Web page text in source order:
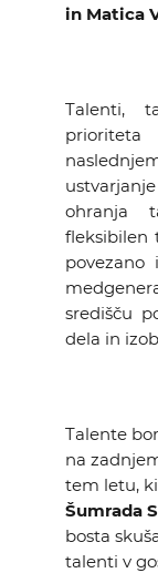
GALERIJA
in Matica
Talenti,
ohranja
fleksibilen
povezano
središču
dela in
Talente
na
tem letu,
Šumrada
bosta
talenti v